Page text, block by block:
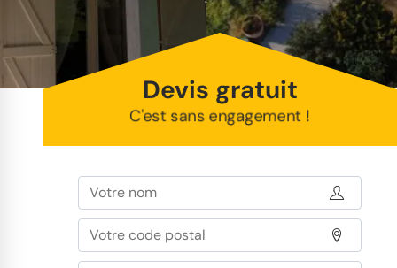
Devis gratuit
C'est sans engagement !